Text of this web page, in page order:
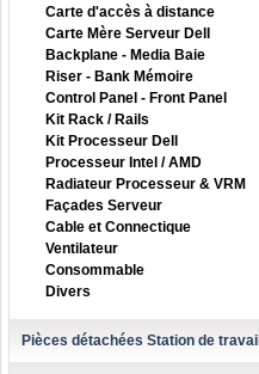
Carte d'accès à distance
Carte Mère Serveur Dell
Backplane - Media Baie
Riser - Bank Mémoire
Control Panel - Front Panel
Kit Rack / Rails
Kit Processeur Dell
Processeur Intel / AMD
Radiateur Processeur & VRM
Façades Serveur
Cable et Connectique
Ventilateur
Consommable
Divers
Pièces détachées Station de travail